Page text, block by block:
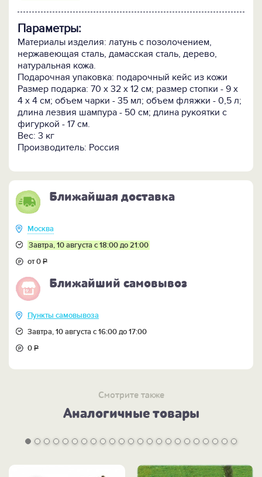
подчёркнута натуральной позолотой. В декоре
использованы скульптурные изображения воинов
разных эпох и родов войск. В ножнах из толстой
кожи - элитной выделки охотничий нож из
дамасской стали: рукоять из ценной древесины
декорирована чеканными накладками. Ручки
шампуров и рукоять ножа с чеканными накладками
выточены из ценной древесины дерева венге.
При комплектации набора Вы можете выбрать
вариантдекора стопок и шампуров, для этого
Кому подарить:Воинам и защитникам Отечества,
ветеранам вооруженных сил и выпускникам
военных вузов. Подарок украсит семейный
праздник и официальное торжество.
Параметры:
Материалы изделия: латунь с позолочением,
нержавеющая сталь, дамасская сталь, дерево,
натуральная кожа.
Подарочная упаковка: подарочный кейс из кожи
Размер подарка: 70 х 32 х 12 см; размер стопки - 9 х
4 х 4 см; объем чарки - 35 мл; объем фляжки - 0,5 л;
длина лезвия шампура - 50 см; длина рукоятки с
фигуркой - 17 см.
Вес: 3 кг
Производитель: Россия
Ближайшая доставка
Москва
Завтра, 10 августа с 18:00 до 21:00
от 0Р
Ближайший самовывоз
Пункты самовывоза
Завтра, 10 августа с 16:00 до 17:00
0Р
Смотрите также
Аналогичные товары